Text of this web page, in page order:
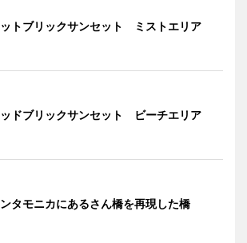
トブリックサンセット ミストエリア
ドブリックサンセット ビーチエリア
タモニカにあるさん橋を再現した橋